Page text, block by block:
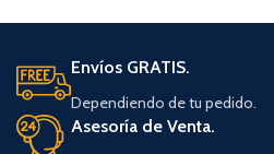
Envíos GRATIS.
Dependiendo de tu pedido.
Asesoría de Venta.